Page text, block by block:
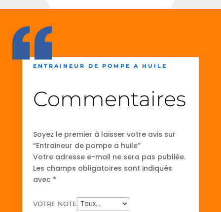
ENTRAINEUR DE POMPE A HUILE
Commentaires
Soyez le premier à laisser votre avis sur
“Entraineur de pompe a huile”
Votre adresse e-mail ne sera pas publiée.
Les champs obligatoires sont indiqués
avec *
VOTRE NOTE